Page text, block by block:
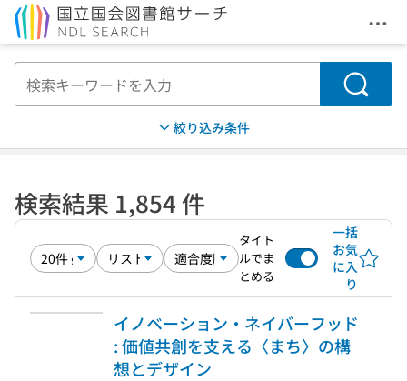
メ
検索
絞り込み条件
検索結果 1,854 件
タイト
ルでま
とめる
一括
お気
に入
り
イノベーション・ネイバーフッド
: 価値共創を支える〈まち〉の構
想とデザイン